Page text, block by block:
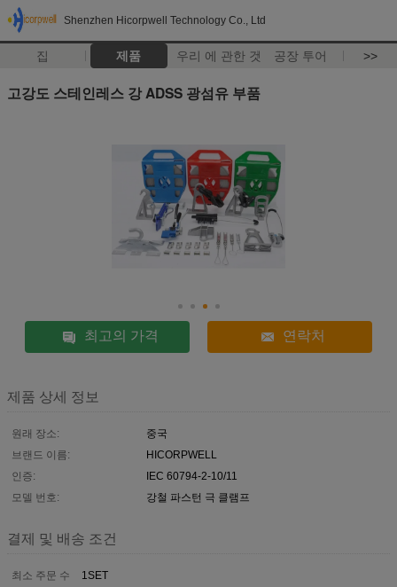
Shenzhen Hicorpwell Technology Co., Ltd
집 제품 우리 에 관한 것 공장 투어 >>
고강도 스테인레스 강 ADSS 광섬유 부품
최고의 가격 연락처
제품 상세 정보
원래 장소:
중국
브랜드 이름:
HICORPWELL
인증:
IEC 60794-2-10/11
모델 번호:
강철 파스턴 극 클램프
결제 및 배송 조건
최소 주문 수
1SET